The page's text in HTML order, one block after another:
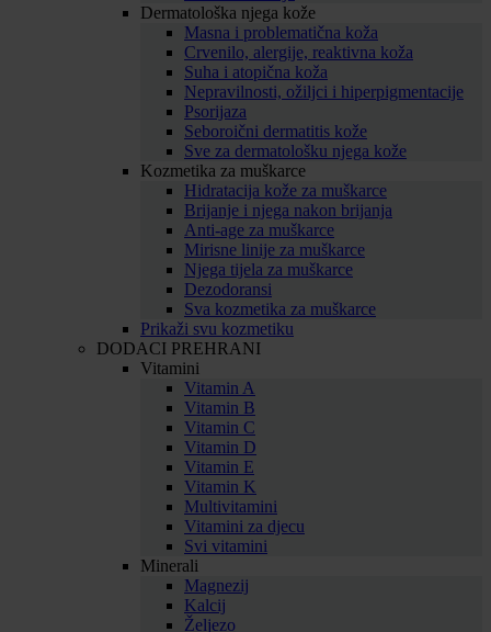
Dermatološka njega kože
Masna i problematična koža
Crvenilo, alergije, reaktivna koža
Suha i atopična koža
Nepravilnosti, ožiljci i hiperpigmentacije
Psorijaza
Seboroični dermatitis kože
Sve za dermatološku njega kože
Kozmetika za muškarce
Hidratacija kože za muškarce
Brijanje i njega nakon brijanja
Anti-age za muškarce
Mirisne linije za muškarce
Njega tijela za muškarce
Dezodoransi
Sva kozmetika za muškarce
Prikaži svu kozmetiku
DODACI PREHRANI
Vitamini
Vitamin A
Vitamin B
Vitamin C
Vitamin D
Vitamin E
Vitamin K
Multivitamini
Vitamini za djecu
Svi vitamini
Minerali
Magnezij
Kalcij
Željezo